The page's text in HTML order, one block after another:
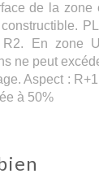
de la zone
En zone
ne peut
Aspect :
à 50%